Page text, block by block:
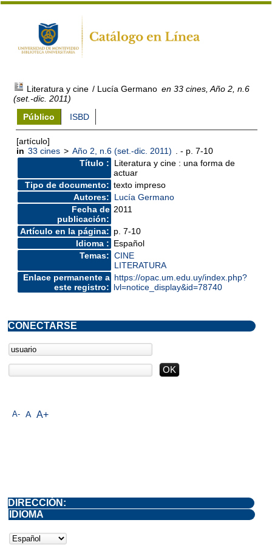
Literatura y cine / Lucía Germano en 33 cines, Año 2, n.6
(set.-dic. 2011)
Público
ISBD
[artículo]
in 33 cines > Año 2, n.6 (set.-dic. 2011)
. - p. 7-10
Título :
Literatura y cine : una forma de
actuar
Tipo de documento: texto impreso
Autores:
Lucía Germano
Fecha de
publicación:
2011
Artículo en la página: p. 7-10
Idioma : Español
Temas: CINE
LITERATURA
Enlace permanente a
este registro:
https://opac.um.edu.uy/index.php?
lvl=notice_display&id=78740
A- A A+
CONECTARSE
DIRECCIÓN:
IDIOMA